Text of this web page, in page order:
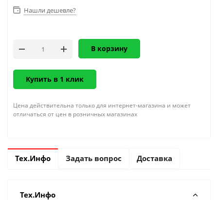
Нашли дешевле?
В корзину
Купить в 1 клик
Цена действительна только для интернет-магазина и может
отличаться от цен в розничных магазинах
Тех.Инфо Задать вопрос Доставка
Тех.Инфо